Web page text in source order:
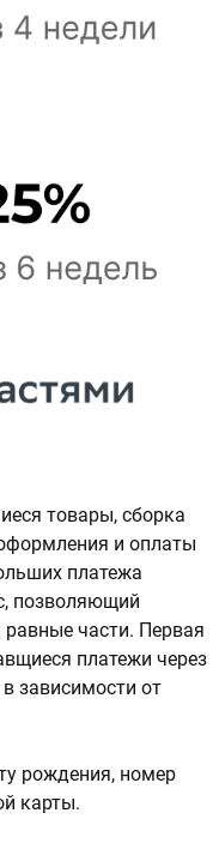
товары, сборка
и оплаты
платежа
позволяющий
равные части. Первая
платежи через
зависимости от
рождения, номер
карты.